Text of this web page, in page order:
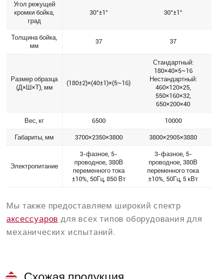
Угол режущей
кромки бойка,
град
30°±1° 30°±1°
Толщина бойка,
мм
37 37
Размер образца
(Д×Ш×Т), мм
(180±2)×(40±1)×(5~16)
Стандартный:
180×40×5~16
Нестандартный:
460×120×25,
550×160×32,
650×200×40
Вес, кг 6500 10000
Габариты, мм 3700×2350×3800 3800×2905×3880
Электропитание
3-фазное, 5-
проводное, 380В
переменного тока
±10%, 50Гц, 850 Вт
3-фазное, 5-
проводное, 380В
переменного тока
±10%, 50Гц, 5 кВт
Мы также предоставляем широкий спектр
аксессуаров для всех типов оборудования для
механических испытаний.